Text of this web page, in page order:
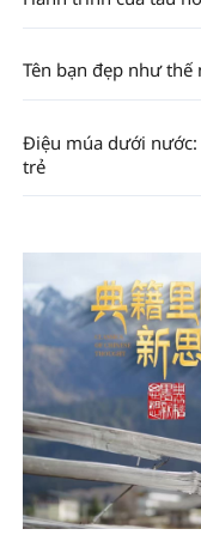
Tên bạn đẹp như thế
Điệu múa dưới
trẻ